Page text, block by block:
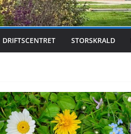
DRIFTSCENTRET STORSKRALD